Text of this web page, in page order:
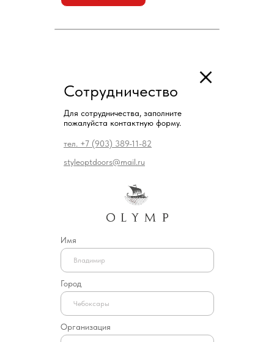
Сотрудничество
Имя
Город
Организация
Для сотрудничества, заполните
пожалуйста контактную форму.
тел. +7 (903) 389-11-82
styleoptdoors@mail.ru